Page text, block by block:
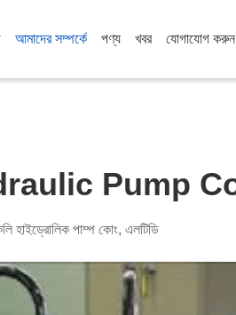
আমাদের সম্পর্কে পণ্য খবর যোগাযোগ করুন
Pump
হাইড্রোলিক পাম্প কোং, এলটিডি